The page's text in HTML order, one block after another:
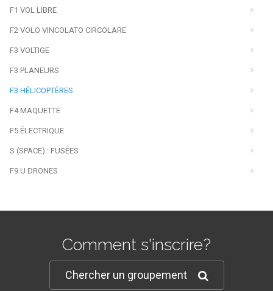
F1 VOL LIBRE
F2 VOLO VINCOLATO CIRCOLARE
F3 VOLTIGE
F3 PLANEURS
F3 HÉLICOPTÈRES
F4 MAQUETTE
F5 ÉLECTRIQUE
S (SPACE) : FUSÉES
F9 U DRONES
Comment s'inscrire?
Chercher un groupement